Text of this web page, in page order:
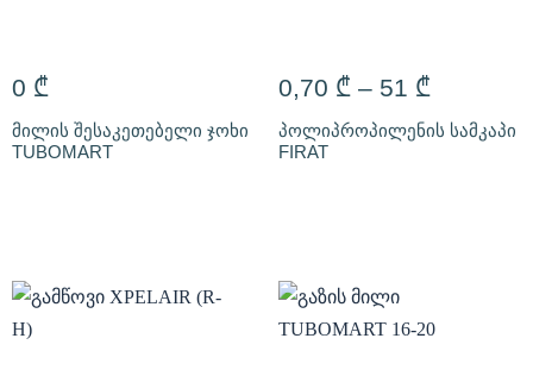
0 ₾
მილის შესაკეთებელი ჯოხი
TUBOMART
0,70 ₾ – 51 ₾
პოლიპროპილენის სამკაპი
FIRAT